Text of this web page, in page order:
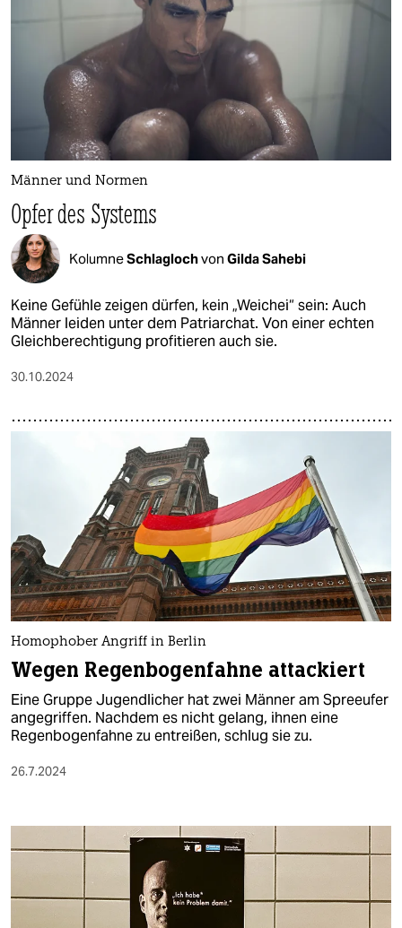
Männer und Normen
Opfer des Systems
KolumneSchlaglochvon Gilda Sahebi
Keine Gefühle zeigen dürfen, kein „Weichei“ sein: Auch
Männer leiden unter dem Patriarchat. Von einer echten
Gleichberechtigung profitieren auch sie.
30.10.2024
Homophober Angriff in Berlin
Wegen Regenbogenfahne attackiert
Eine Gruppe Jugendlicher hat zwei Männer am Spreeufer
angegriffen. Nachdem es nicht gelang, ihnen eine
Regenbogenfahne zu entreißen, schlug sie zu.
26.7.2024